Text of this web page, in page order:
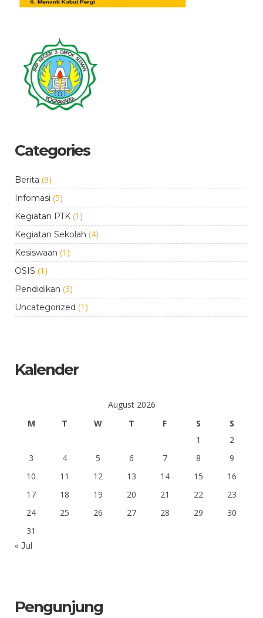
Categories
Berita (9)
Infomasi (5)
Kegiatan PTK (1)
Kegiatan Sekolah (4)
Kesiswaan (1)
OSIS (1)
Pendidikan (3)
Uncategorized (1)
Kalender
August 2026
M
T W T F S
S
1
2
3
4 5 6 7 8
9
10
11 12 13 14 15
16
17
18 19 20 21 22
23
24
25 26 27 28 29
30
31
« Jul
Pengunjung